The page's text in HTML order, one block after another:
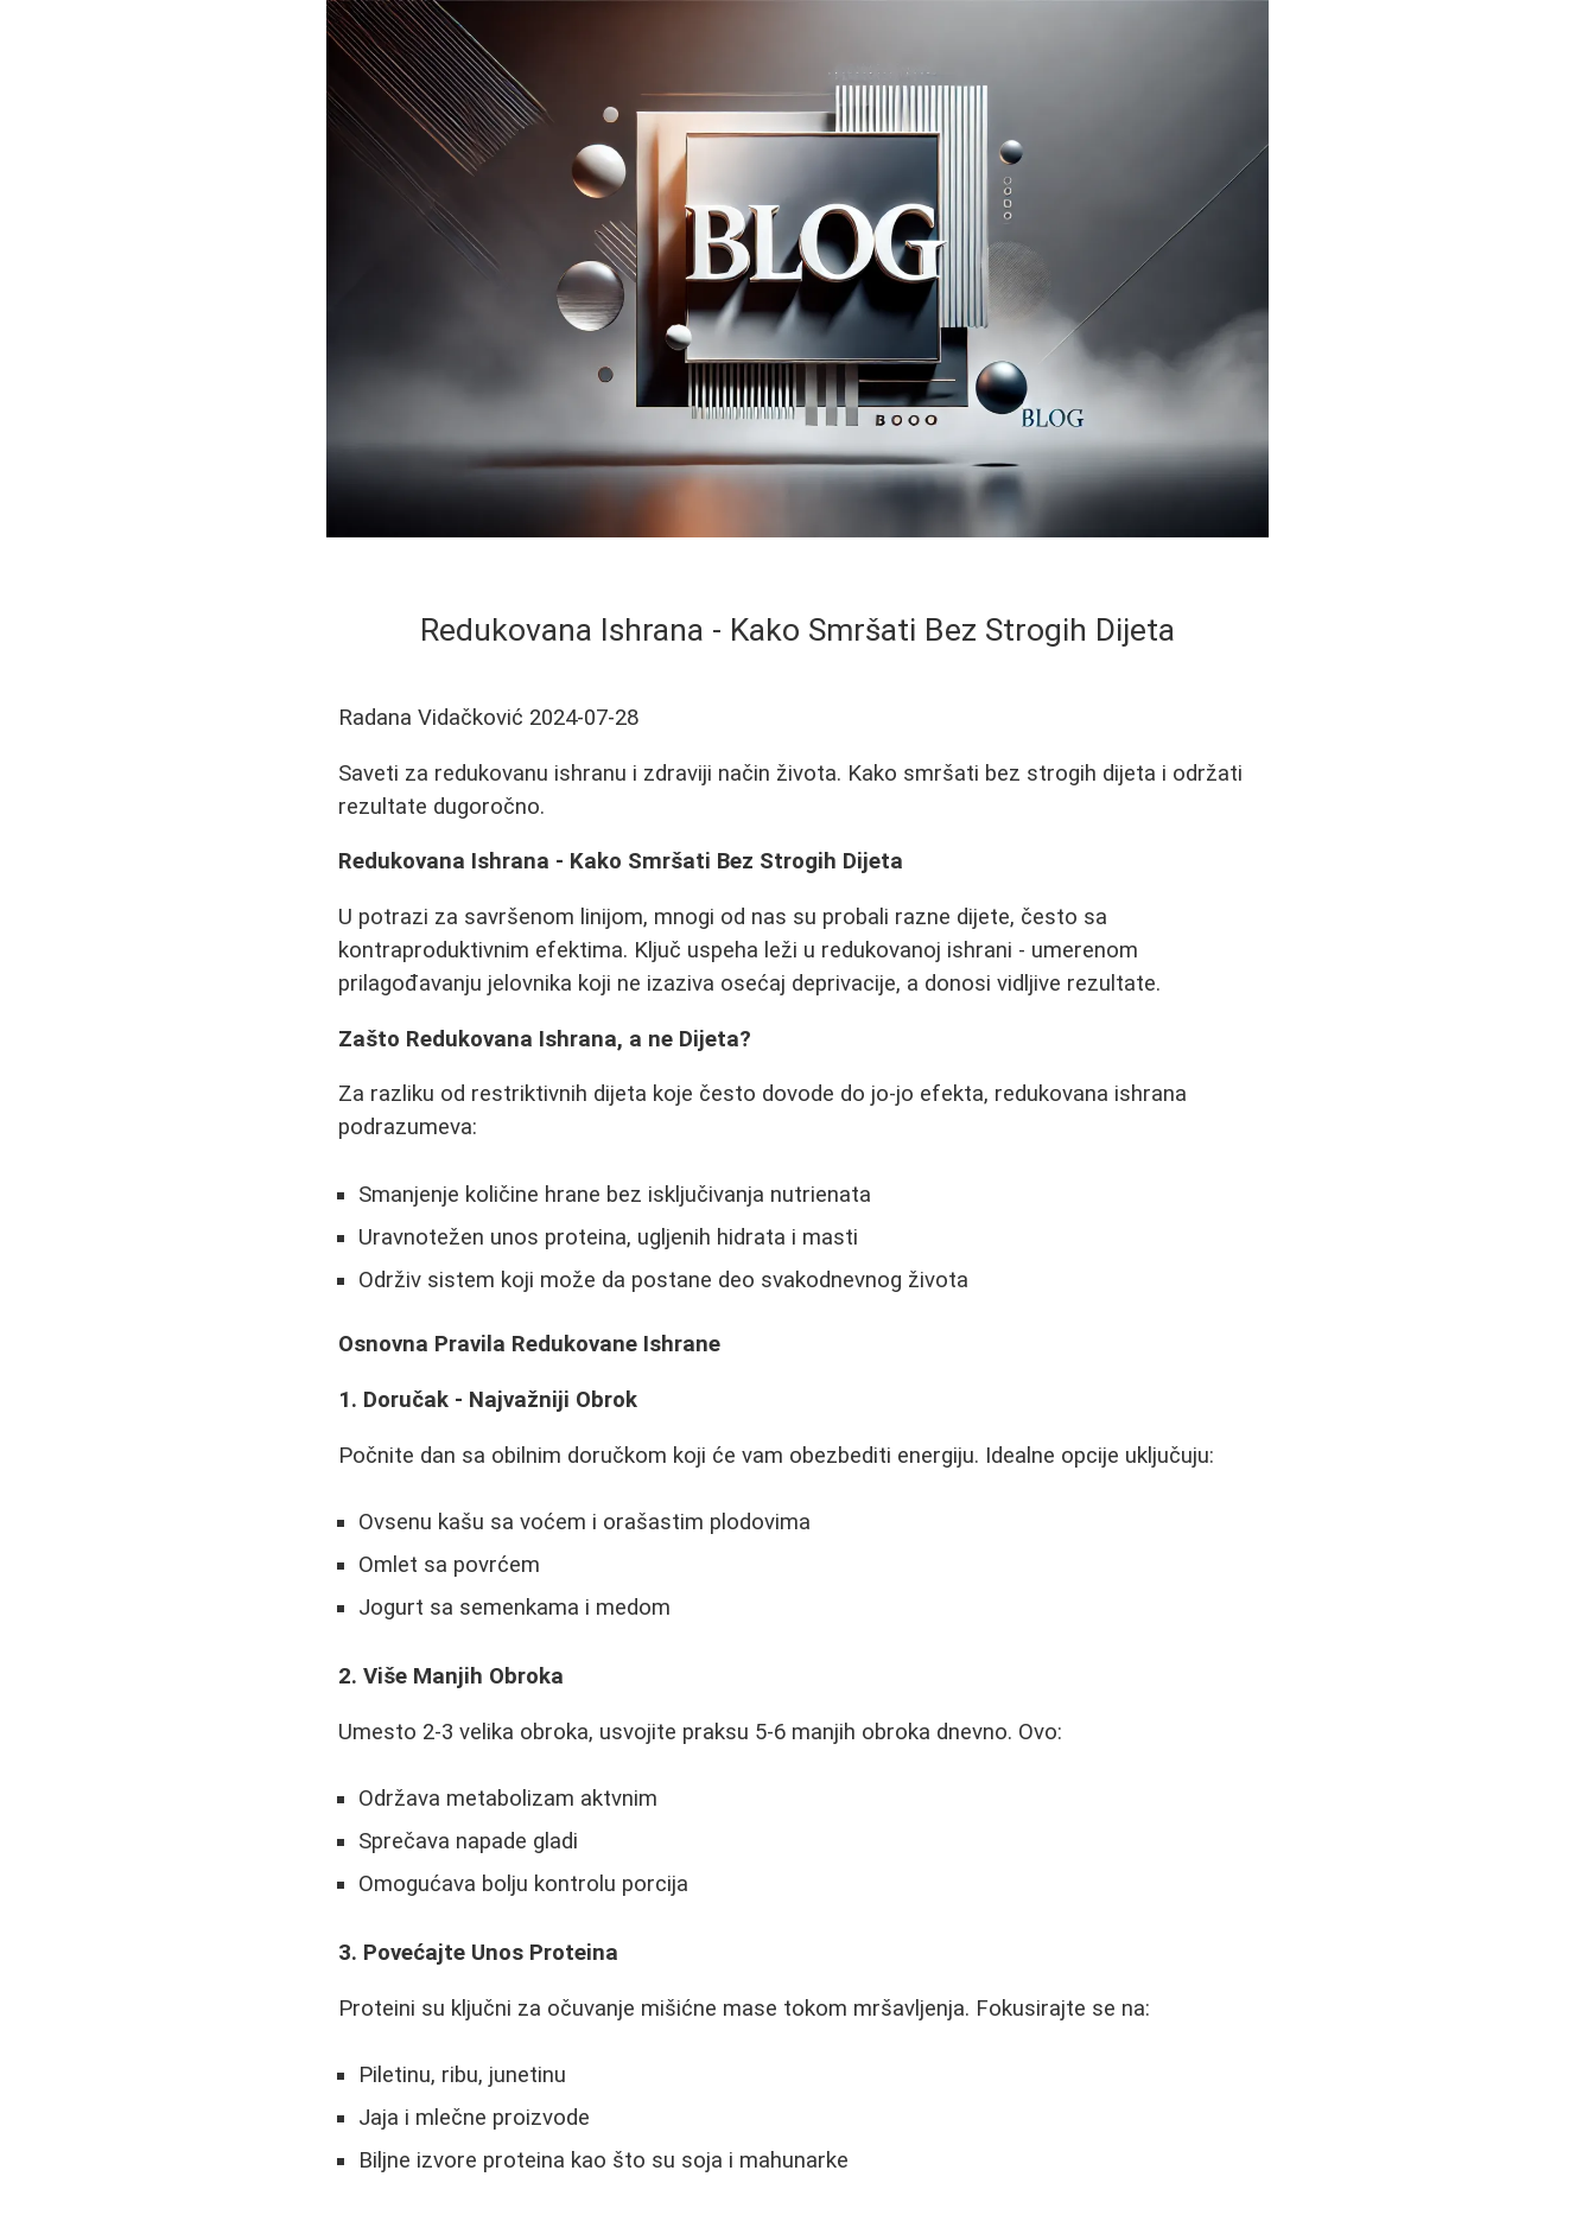
Redukovana Ishrana - Kako Smršati Bez Strogih Dijeta
Radana Vidačković 2024-07-28
Saveti za redukovanu ishranu i zdraviji način života. Kako smršati bez strogih dijeta i održati
rezultate dugoročno.
Redukovana Ishrana - Kako Smršati Bez Strogih Dijeta
U potrazi za savršenom linijom, mnogi od nas su probali razne dijete, često sa
kontraproduktivnim efektima. Ključ uspeha leži u redukovanoj ishrani - umerenom
prilagođavanju jelovnika koji ne izaziva osećaj deprivacije, a donosi vidljive rezultate.
Zašto Redukovana Ishrana, a ne Dijeta?
Za razliku od restriktivnih dijeta koje često dovode do jo-jo efekta, redukovana ishrana
podrazumeva:
Smanjenje količine hrane bez isključivanja nutrienata
Uravnotežen unos proteina, ugljenih hidrata i masti
Održiv sistem koji može da postane deo svakodnevnog života
Osnovna Pravila Redukovane Ishrane
1. Doručak - Najvažniji Obrok
Počnite dan sa obilnim doručkom koji će vam obezbediti energiju. Idealne opcije uključuju:
Ovsenu kašu sa voćem i orašastim plodovima
Omlet sa povrćem
Jogurt sa semenkama i medom
2. Više Manjih Obroka
Umesto 2-3 velika obroka, usvojite praksu 5-6 manjih obroka dnevno. Ovo:
Održava metabolizam aktvnim
Sprečava napade gladi
Omogućava bolju kontrolu porcija
3. Povećajte Unos Proteina
Proteini su ključni za očuvanje mišićne mase tokom mršavljenja. Fokusirajte se na:
Piletinu, ribu, junetinu
Jaja i mlečne proizvode
Biljne izvore proteina kao što su soja i mahunarke